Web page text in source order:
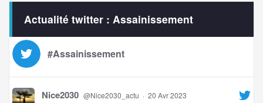
Actualité twitter : Assainissement
#Assainissement
Nice2030 @Nice2030_actu · 20 Avr 2023